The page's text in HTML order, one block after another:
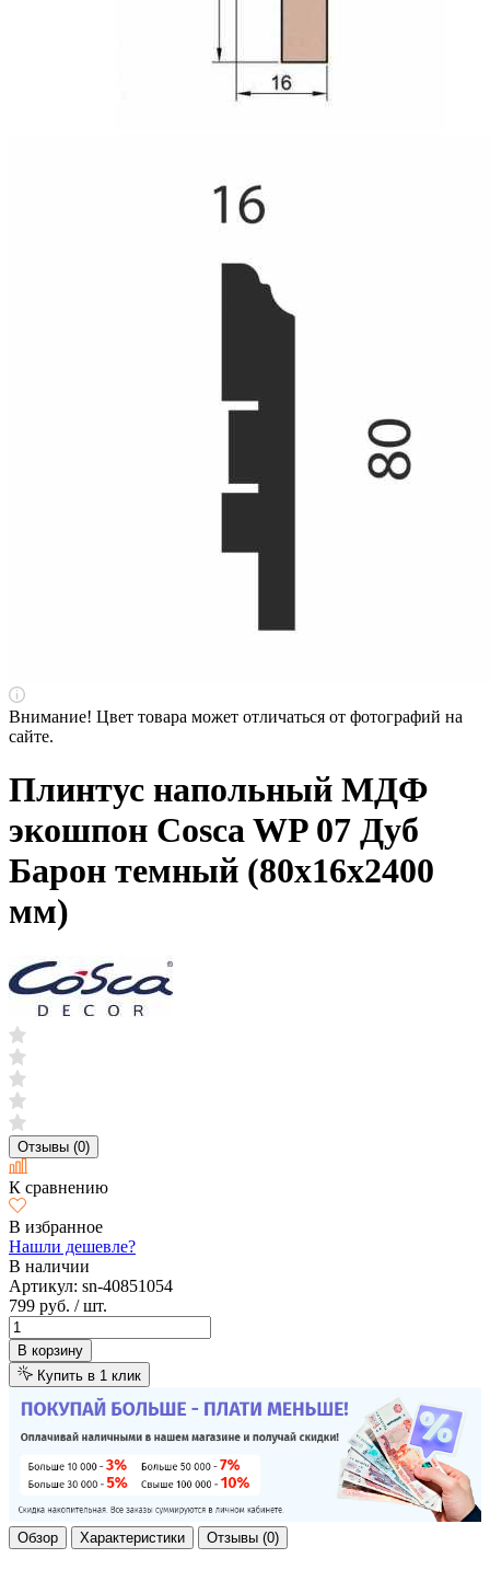
Внимание! Цвет товара может отличаться от фотографий на
сайте.
Плинтус напольный МДФ
экошпон Cosca WP 07 Дуб
Барон темный (80х16х2400
мм)
Отзывы (0)
К сравнению
В избранное
Нашли дешевле?
В наличии
Артикул: sn-40851054
799 руб. / шт.
В корзину
Купить в 1 клик
Обзор Характеристики Отзывы (0)